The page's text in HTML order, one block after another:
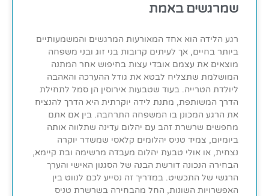
שמרגשים באמת
רגע הלידה הוא אחד המאורעות המרגשים והמשמעותיים
ביותר בחיים, אך לעיתים קרובות בני זוג ובני משפחה
מוצאים את עצמם אובדי עצות בחיפוש אחר המתנה
המושלמת שתצליח לבטא את גודל ההערכה והאהבה
ליולדת הטרייה. בעוד שטבעות אירוסין הן סמל לתחילת
הדרך המשותפת, מתנת לידה יוקרתית היא הדרך להנציח
את הרגע המכונן בו המשפחה התרחבה. בין אם אתם
מחפשים שרשרת זהב עם יהלום עדינה שתלווה אותה
ביומיום, צמיד טניס יהלומים קלאסי שמשדר יוקרה
נצחית, או אולי טבעת יהלום מעבדה מרשימה ובת קיימא,
הבחירה הנכונה דורשת הבנה של הסגנון האישי והערך
הרגשי של התכשיט. במדריך זה נסייע לכם לנווט בין
האפשרויות השונות, החל מהבחירה בשרשרת טניס